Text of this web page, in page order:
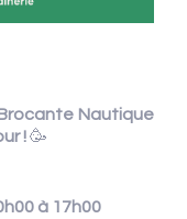
Nautique
!🥳
à 17h00